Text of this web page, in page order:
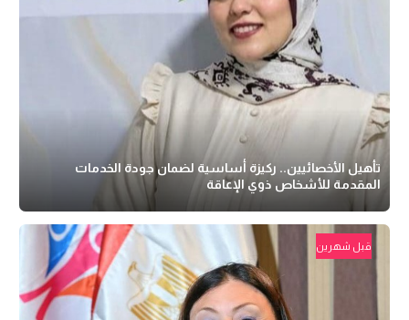
تأهيل الأخصائيين.. ركيزة أساسية لضمان جودة الخدمات
المقدمة للأشخاص ذوي الإعاقة
قبل شهرين